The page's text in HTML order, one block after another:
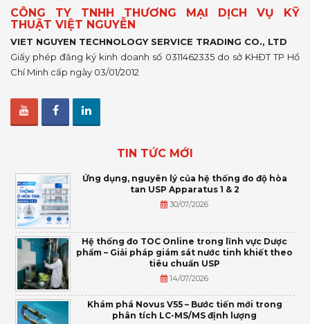
CÔNG TY TNHH THƯƠNG MẠI DỊCH VỤ KỸ
THUẬT VIỆT NGUYỄN
VIET NGUYEN TECHNOLOGY SERVICE TRADING CO., LTD
Giấy phép đăng ký kinh doanh số 0311462335 do sở KHĐT TP Hồ
Chí Minh cấp ngày 03/01/2012
TIN TỨC MỚI
Ứng dụng, nguyên lý của hệ thống đo độ hòa
tan USP Apparatus 1 & 2
30/07/2026
Hệ thống đo TOC Online trong lĩnh vực Dược
phẩm – Giải pháp giám sát nước tinh khiết theo
tiêu chuẩn USP
14/07/2026
Khám phá Novus V55 – Bước tiến mới trong
phân tích LC-MS/MS định lượng